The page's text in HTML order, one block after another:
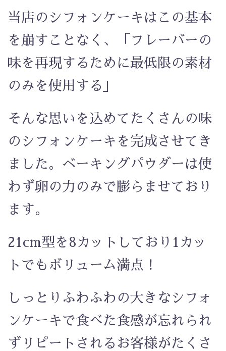
当店のシフォンケーキはこの基本
を崩すことなく、「フレーバーの
味を再現するために最低限の素材
のみを使用する」
そんな思いを込めてたくさんの味
のシフォンケーキを完成させてき
ました。ベーキングパウダーは使
わず卵の力のみで膨らませており
ます。
21cm型を8カットしており1カッ
トでもボリューム満点！
しっとりふわふわの大きなシフォ
ンケーキで食べた食感が忘れられ
ずリピートされるお客様がたくさ